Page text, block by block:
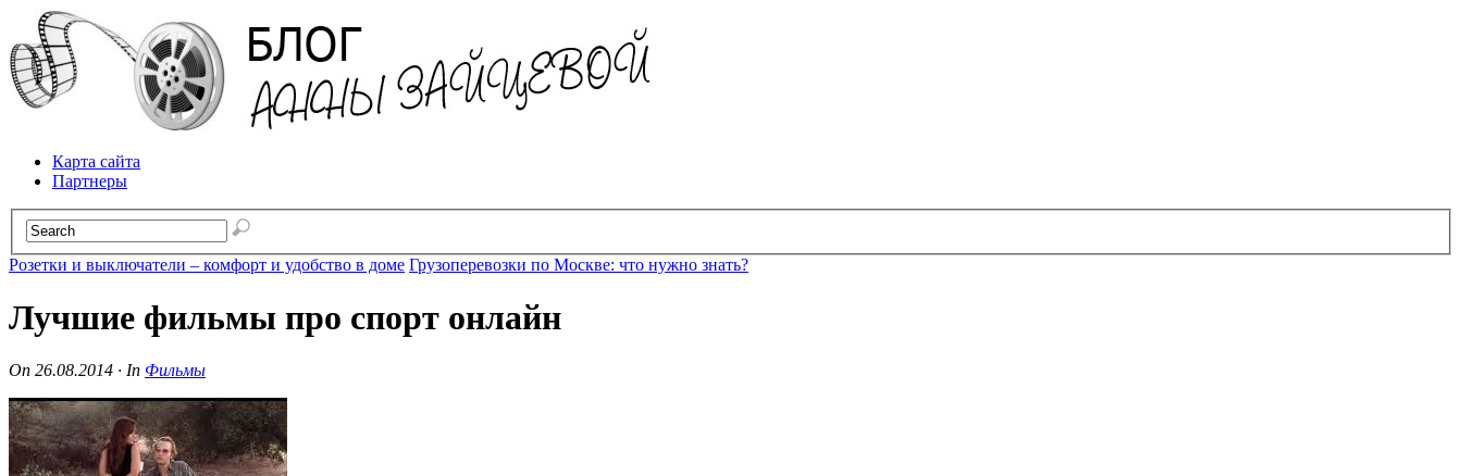
Карта сайта
Партнеры
Розетки и выключатели – комфорт и удобство в доме Грузоперевозки по Москве: что нужно знать?
Лучшие фильмы про спорт онлайн
On 26.08.2014 · In Фильмы